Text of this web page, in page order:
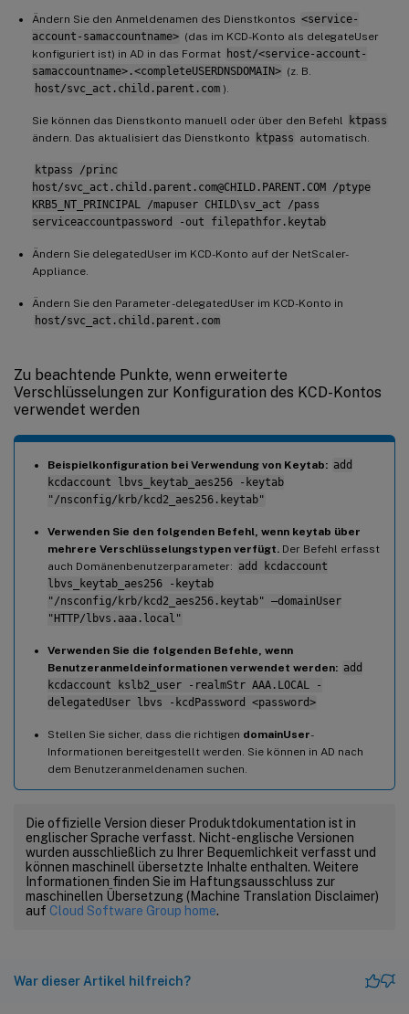
Ändern Sie den Anmeldenamen des Dienstkontos <service-
account-samaccountname> (das im KCD-Konto als delegateUser
konfiguriert ist) in AD in das Format host/<service-account-
samaccountname>.<completeUSERDNSDOMAIN> (z. B.
host/svc_act.child.parent.com ).
Sie können das Dienstkonto manuell oder über den Befehl
ktpass
ändern. Das aktualisiert das Dienstkonto
ktpass automatisch.
ktpass /princ
host/svc_act.child.parent.com@CHILD.PARENT.COM /ptype
KRB5_NT_PRINCIPAL /mapuser CHILD\sv_act /pass
serviceaccountpassword -out filepathfor.keytab
Ändern Sie delegatedUser im KCD-Konto auf der NetScaler-
Appliance.
Ändern Sie den Parameter -delegatedUser im KCD-Konto in
host/svc_act.child.parent.com
Zu beachtende Punkte, wenn erweiterte
Verschlüsselungen zur Konfiguration des KCD-Kontos
verwendet werden
Beispielkonfiguration bei Verwendung von Keytab: add
kcdaccount lbvs_keytab_aes256 -keytab
"/nsconfig/krb/kcd2_aes256.keytab"
Verwenden Sie den folgenden Befehl, wenn keytab über
mehrere Verschlüsselungstypen verfügt. Der Befehl erfasst
auch Domänenbenutzerparameter: add kcdaccount
lbvs_keytab_aes256 -keytab
"/nsconfig/krb/kcd2_aes256.keytab" –domainUser
"HTTP/lbvs.aaa.local"
Verwenden Sie die folgenden Befehle, wenn
Benutzeranmeldeinformationen verwendet werden: add
kcdaccount kslb2_user -realmStr AAA.LOCAL -
delegatedUser lbvs -kcdPassword <password>
Stellen Sie sicher, dass die richtigen domainUser-
Informationen bereitgestellt werden. Sie können in AD nach
dem Benutzeranmeldenamen suchen.
Die offizielle Version dieser Produktdokumentation ist in
englischer Sprache verfasst. Nicht-englische Versionen
wurden ausschließlich zu Ihrer Bequemlichkeit verfasst und
können maschinell übersetzte Inhalte enthalten. Weitere
Informationen finden Sie im Haftungsausschluss zur
maschinellen Übersetzung (Machine Translation Disclaimer)
auf Cloud Software Group home.
War dieser Artikel hilfreich?